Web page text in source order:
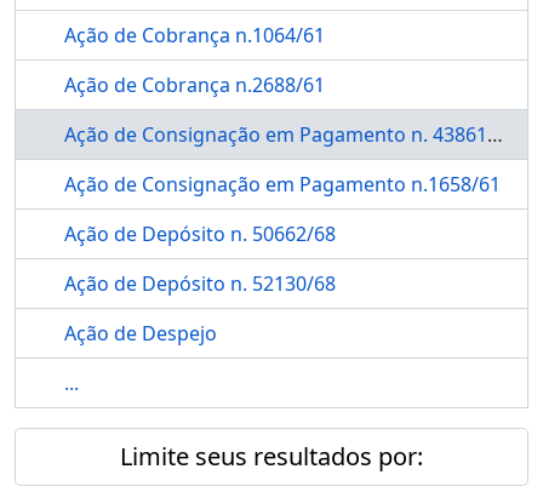
Ação de Cobrança n.1064/61
Ação de Cobrança n.2688/61
Ação de Consignação em Pagamento n. 43861/67
Ação de Consignação em Pagamento n.1658/61
Ação de Depósito n. 50662/68
Ação de Depósito n. 52130/68
Ação de Despejo
...
Limite seus resultados por: